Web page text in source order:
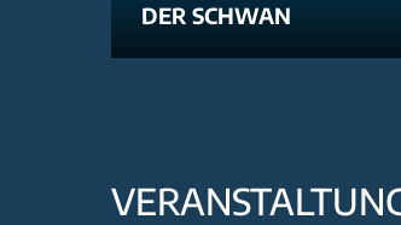
DER SCHWAN